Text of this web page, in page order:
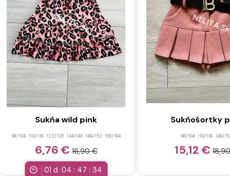
Sukňa wild pink
98/104 110/116 122/128 134/140 146/152 158/164
6,76 €16,90 €
01 d. 04 :47 :32
Sukňošortky
98/104 110/116 146/
15,12 €